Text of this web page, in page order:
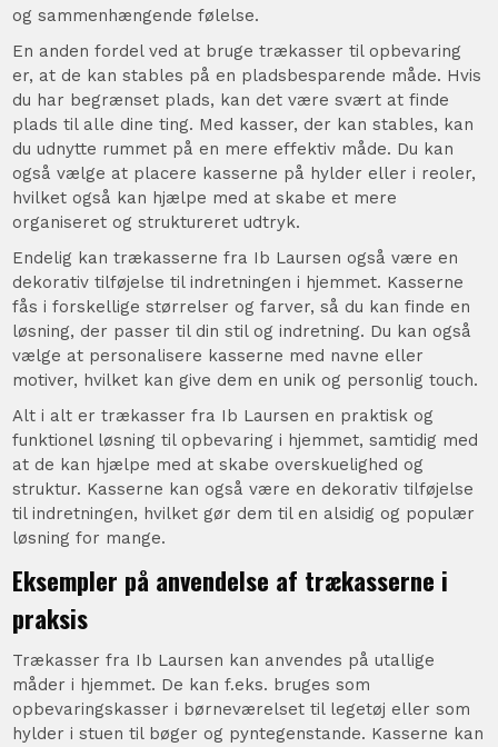
og sammenhængende følelse.
En anden fordel ved at bruge trækasser til opbevaring
er, at de kan stables på en pladsbesparende måde. Hvis
du har begrænset plads, kan det være svært at finde
plads til alle dine ting. Med kasser, der kan stables, kan
du udnytte rummet på en mere effektiv måde. Du kan
også vælge at placere kasserne på hylder eller i reoler,
hvilket også kan hjælpe med at skabe et mere
organiseret og struktureret udtryk.
Endelig kan trækasserne fra Ib Laursen også være en
dekorativ tilføjelse til indretningen i hjemmet. Kasserne
fås i forskellige størrelser og farver, så du kan finde en
løsning, der passer til din stil og indretning. Du kan også
vælge at personalisere kasserne med navne eller
motiver, hvilket kan give dem en unik og personlig touch.
Alt i alt er trækasser fra Ib Laursen en praktisk og
funktionel løsning til opbevaring i hjemmet, samtidig med
at de kan hjælpe med at skabe overskuelighed og
struktur. Kasserne kan også være en dekorativ tilføjelse
til indretningen, hvilket gør dem til en alsidig og populær
løsning for mange.
Eksempler på anvendelse af trækasserne i
praksis
Trækasser fra Ib Laursen kan anvendes på utallige
måder i hjemmet. De kan f.eks. bruges som
opbevaringskasser i børneværelset til legetøj eller som
hylder i stuen til bøger og pyntegenstande. Kasserne kan